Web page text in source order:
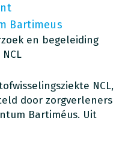
Bartimeus
en begeleiding
NCL,
door zorgverleners
Bartiméus. Uit